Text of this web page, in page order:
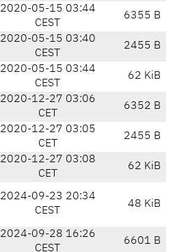
2020-05-15 03:44
CEST
6355 B
2020-05-15 03:40
CEST
2455 B
2020-05-15 03:44
CEST
62 KiB
2020-12-27 03:06
CET
6352 B
2020-12-27 03:05
CET
2455 B
2020-12-27 03:08
CET
62 KiB
2024-09-23 20:34
CEST
48 KiB
2024-09-28 16:26
CEST
6601 B